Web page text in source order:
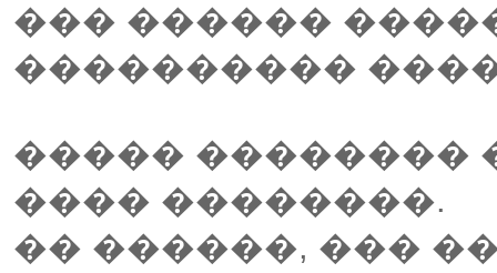
��� ������
����������
����� ��������
���� ��������.
�� ������, ���